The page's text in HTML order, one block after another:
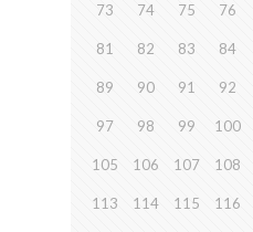
73 74 75 76
81 82 83 84
89 90 91 92
97 98 99 100
105 106 107 108
113 114 115 116